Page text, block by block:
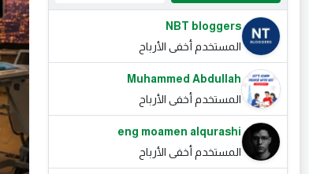
NBT bloggers
المستخدم أخفى الأرباح
Muhammed Abdullah
المستخدم أخفى الأرباح
eng moamen alqurashi
المستخدم أخفى الأرباح